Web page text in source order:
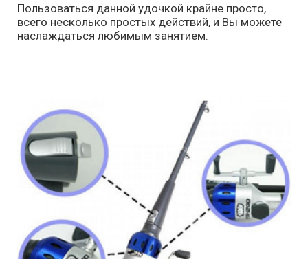
Пользоваться данной удочкой крайне просто,
всего несколько простых действий, и Вы можете
наслаждаться любимым занятием.